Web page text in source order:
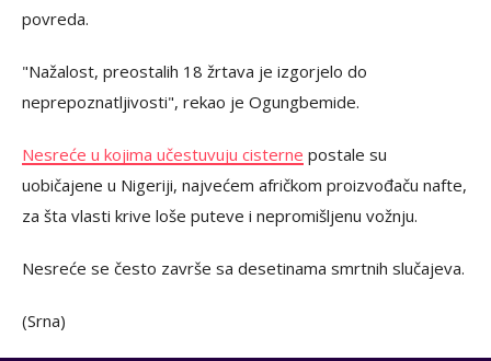
povreda.
"Nažalost, preostalih 18 žrtava je izgorjelo do
neprepoznatljivosti", rekao je Ogungbemide.
Nesreće u kojima učestuvuju cisterne postale su
uobičajene u Nigeriji, najvećem afričkom proizvođaču nafte,
za šta vlasti krive loše puteve i nepromišljenu vožnju.
Nesreće se često završe sa desetinama smrtnih slučajeva.
(Srna)